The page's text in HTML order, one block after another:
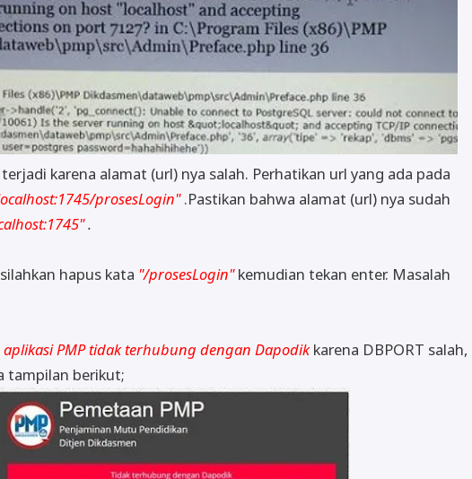
karena alamat (url) nya salah. Perhatikan url yang ada pada
prosesLogin".Pastikan bahwa alamat (url) nya sudah
.
hapus kata "/prosesLogin"kemudian tekan enter. Masalah
aplikasi PMP tidak terhubung dengan Dapodikkarena DBPORT salah,
tampilan berikut;